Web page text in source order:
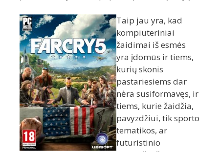
Taip jau yra, kad
kompiuteriniai
žaidimai iš esmės
yra įdomūs ir tiems,
kurių skonis
pastariesiems dar
nėra susiformavęs, ir
tiems, kurie žaidžia,
pavyzdžiui, tik sporto
tematikos, ar
futuristinio